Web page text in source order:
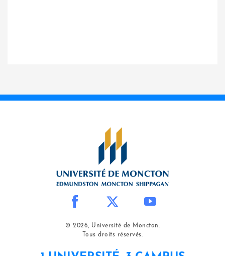
© 2026, Université de Moncton.
Tous droits réservés.